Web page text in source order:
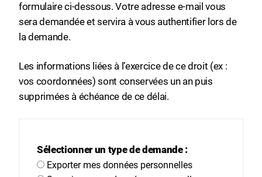
formulaire ci-dessous. Votre adresse e-mail vous
sera demandée et servira à vous authentifier lors de
la demande.
Les informations liées à l’exercice de ce droit (ex :
vos coordonnées) sont conservées un an puis
supprimées à échéance de ce délai.
Sélectionner un type de demande :
Exporter mes données personnelles